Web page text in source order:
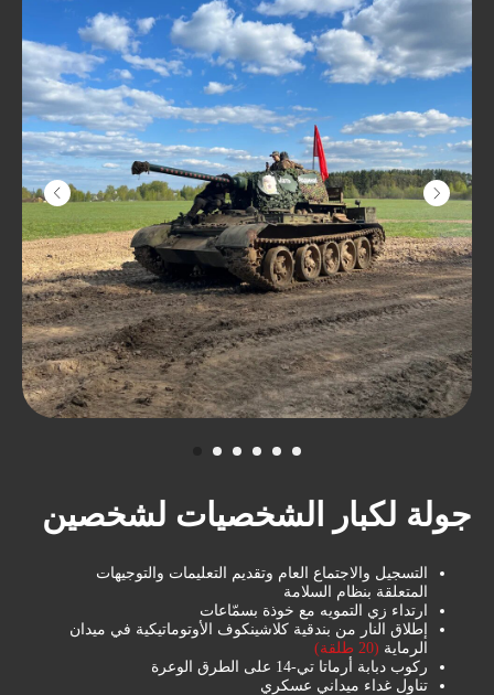
جولة لكبار الشخصيات لشخصين
التسجيل والاجتماع العام وتقديم التعليمات والتوجيهات
المتعلقة بنظام السلامة
ارتداء زي التمويه مع خوذة بسمّاعات
إطلاق النار من بندقية كلاشينكوف الأوتوماتيكية في ميدان
الرماية (20 طلقة)
ركوب دبابة أرماتا تي-14 على الطرق الوعرة
تناول غداء ميداني عسكري
مسارات ممتعة متفاوتة
الصعوبة
يمكن لمركبات الدفع الرباعي الوصول إلى
سرعة تصل إلى 100 كم
في الساعة، والمرور بسهولة عبر المستنقعات
وعبور جذوع الأشجار
المتساقطة والسباحة. في الشتاء، هناك
خيارالغوص في المياه العميقة
المتجمدة.
سوف تحبون هذه التجربة
الرائعة